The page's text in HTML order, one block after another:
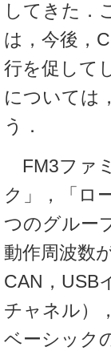
してきた．
は，今後，
行を促して
については
う．
FM3ファ
ク」，「ロ
つのグルー
動作周波数
CAN，USB
チャネル）
ベーシック